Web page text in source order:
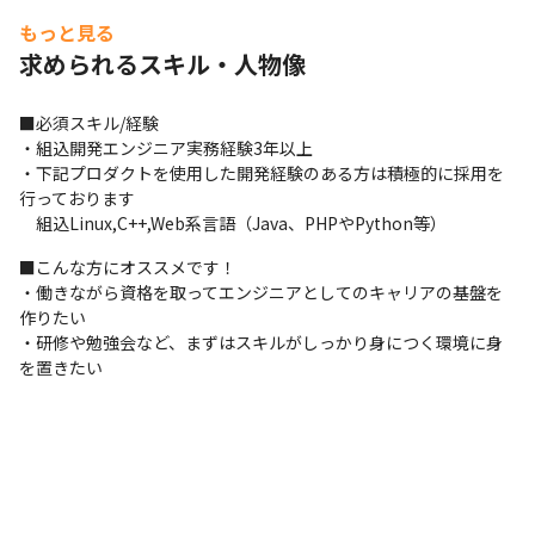
プロジェクト事例②：＜XR関連技術研究開発＞
【プロジェクト内容】VR/ARヘッドマウントディスプレイ向けFW
【開発言語】C++、C#、Java/Python他
【開発プラットフォーム】Windows、Android、Unreal
Engine/Unity
【開発体制】4〜10名程度
【開発期間】4年～
び
Unreal Engine/Unityを使用した評価用アプリケーション開発な
ど
■この仕事の面白み、魅力
もっと見る
求められるスキル・人物像
■必須スキル/経験
・組込開発エンジニア実務経験3年以上
・下記プロダクトを使用した開発経験のある方は積極的に採用を
行っております
組込Linux,C++,Web系言語（Java、PHPやPython等）
■こんな方にオススメです！
・働きながら資格を取ってエンジニアとしてのキャリアの基盤を
作りたい
・研修や勉強会など、まずはスキルがしっかり身につく環境に身
を置きたい